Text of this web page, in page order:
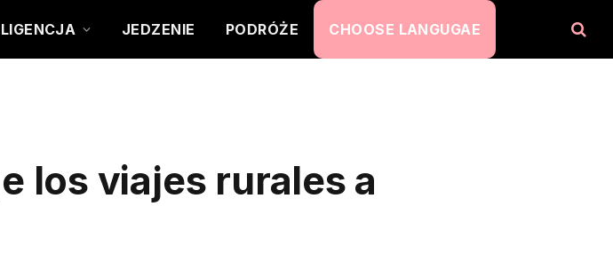
JEDZENIE PODRÓŻE CHOOSE LANGUGAE
los viajes rurales a